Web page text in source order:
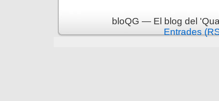
bloQG — El blog del
Entrades